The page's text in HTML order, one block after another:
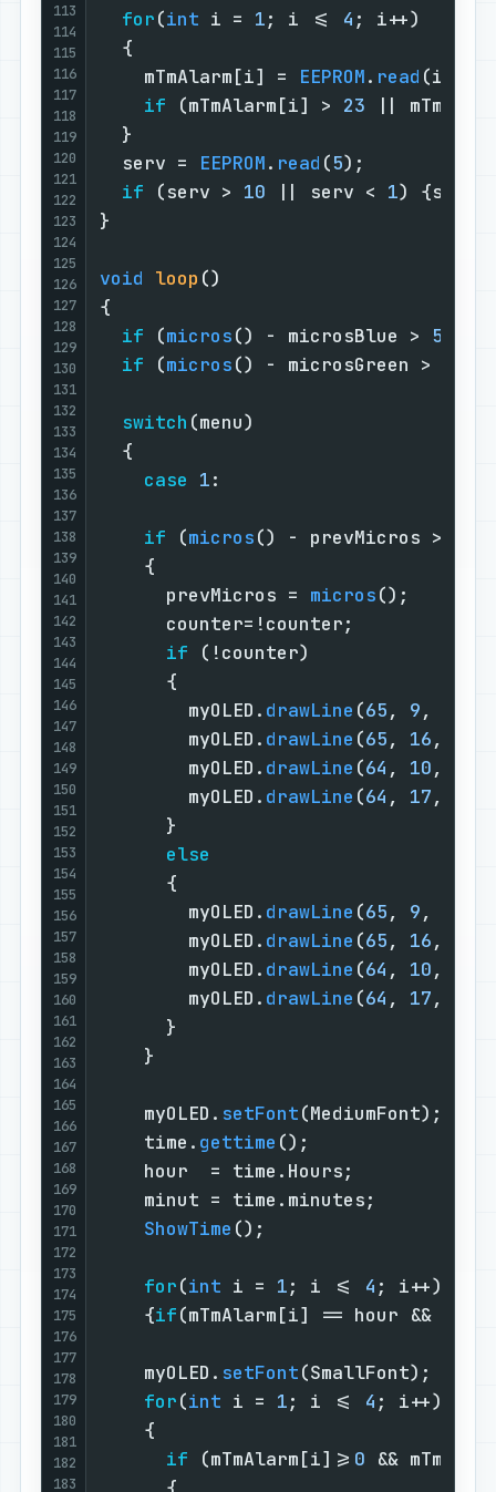
113
114
115
116
117
118
119
120
121
122
123
124
125
126
127
128
129
130
131
132
133
134
135
136
137
138
139
140
141
142
143
144
145
146
147
148
149
150
151
152
153
154
155
156
157
158
159
160
161
162
163
164
165
166
167
168
169
170
171
172
173
174
175
176
177
178
179
180
181
182
183
for(int i = 1; i <= 4;
    mTmAlarm[i] =
EEPROM. read
if (mTmAlarm[i] > 23 ||
  serv =
EEPROM. read (5
if (serv > 10 || serv < 1) {serv
void loop ()
if (micros() - microsBlue >
if (micros() - microsGreen >
switch
case 1
if (micros() - prevMicros >
      prevMicros =
micros
if
        myOLED.
drawLine (65, 9,
        myOLED.
drawLine (65, 16,
        myOLED.
drawLine (64 , 10,
        myOLED.
drawLine (64 , 17,
else
        myOLED.
drawLine (65, 9,
        myOLED.
drawLine (65, 16,
        myOLED.
drawLine (64 , 10,
        myOLED.
drawLine (64 , 17,
    myOLED.
setFont
    time.
gettime
ShowTime
for(int i = 1; i <= 4
    {
if(mTmAlarm[i] == hour &&
    myOLED.
setFont
for(int i = 1; i <= 4
if (mTmAlarm[i]>= 0 &&